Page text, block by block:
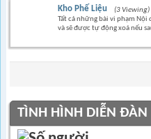
Kho Phế Liệu
(3 Viewing)
Tất cả những bài vi phạm Nội
và sẽ được tự động xoá nếu
TÌNH HÌNH DIỄN ĐÀN